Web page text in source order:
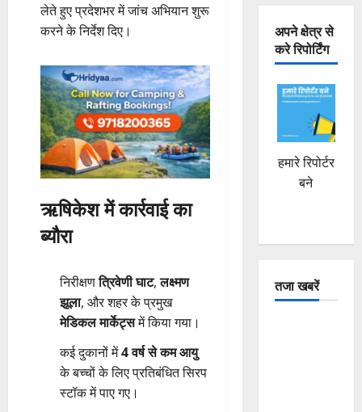
लेते हुए प्रदेशभर में जांच अभियान शुरू
करने के निर्देश दिए।
ऋषिकेश में कार्रवाई का
ब्यौरा
निरीक्षणत्रिवेणी घाट,लक्ष्मण
झूला, और शहर के प्रमुख
मेडिकल मार्केट्समें किया गया।
कई दुकानों में4 वर्ष से कम आयु
के बच्चों के लिए प्रतिबंधित सिरप
स्टॉक में पाए गए।
अपने क्षेत्र से
करे रिपोर्टिंग
हमारे रिपोर्टर
बने
तजा खबरें